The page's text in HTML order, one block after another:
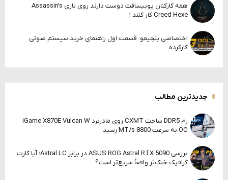
همه کارکنان یوبیسافت دوست دارند روی بازی Assassin’s
Creed Hexe کار کنند !
اختصاصی بنچیمو: قسمت اول راهنمای خرید سیستم صوتی
کارکرده
جدیدترین مطالب
رم DDR5 ساخت CXMT روی مادربرد iGame X870E Vulcan W
OC به سرعت 8800 MT/s رسید
بررسی ASUS ROG Astral RTX 5090 در برابر Astral LC؛ آیا کارت
گرافیک خنک‌تر واقعاً سریع‌تر است؟